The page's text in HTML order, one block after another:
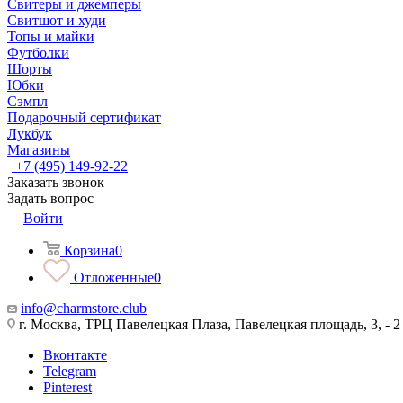
Свитеры и джемперы
Свитшот и худи
Топы и майки
Футболки
Шорты
Юбки
Сэмпл
Подарочный сертификат
Лукбук
Магазины
+7 (495) 149-92-22
Заказать звонок
Задать вопрос
Войти
Корзина0
Отложенные0
info@charmstore.club
г. Москва, ТРЦ Павелецкая Плаза, Павелецкая площадь, 3, - 2
Вконтакте
Telegram
Pinterest